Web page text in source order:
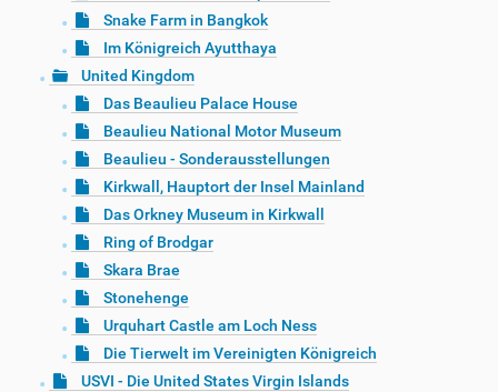
Snake Farm in Bangkok
Im Königreich Ayutthaya
United Kingdom
Das Beaulieu Palace House
Beaulieu National Motor Museum
Beaulieu - Sonderausstellungen
Kirkwall, Hauptort der Insel Mainland
Das Orkney Museum in Kirkwall
Ring of Brodgar
Skara Brae
Stonehenge
Urquhart Castle am Loch Ness
Die Tierwelt im Vereinigten Königreich
USVI - Die United States Virgin Islands